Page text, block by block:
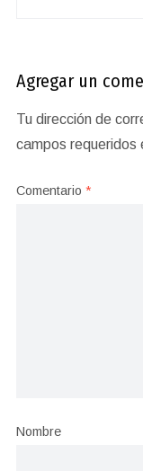
Agregar un
Tu dirección de
campos requeridos
Comentario *
Nombre